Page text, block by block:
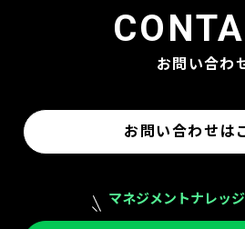
お問い合わ
お問い合わせは
マネジメントナレッ